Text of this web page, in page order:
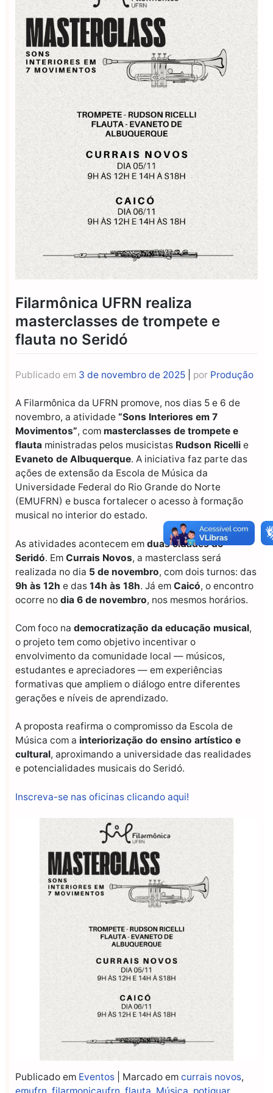
Filarmônica UFRN realiza
masterclasses de trompete e
flauta no Seridó
Publicado em 3 de novembro de 2025 por Produção
A Filarmônica da UFRN promove, nos dias 5 e 6 de
novembro, a atividade “Sons Interiores em 7
Movimentos”, com masterclasses de trompete e
flauta ministradas pelos musicistas Rudson Ricelli e
Evaneto de Albuquerque. A iniciativa faz parte das
ações de extensão da Escola de Música da
Universidade Federal do Rio Grande do Norte
(EMUFRN) e busca fortalecer o acesso à formação
musical no interior do estado.
As atividades acontecem em duas cidades do
Seridó. Em Currais Novos, a masterclass será
realizada no dia 5 de novembro, com dois turnos: das
9h às 12h e das 14h às 18h. Já em Caicó, o encontro
ocorre no dia 6 de novembro, nos mesmos horários.
Com foco na democratização da educação musical,
o projeto tem como objetivo incentivar o
envolvimento da comunidade local — músicos,
estudantes e apreciadores — em experiências
formativas que ampliem o diálogo entre diferentes
gerações e níveis de aprendizado.
A proposta reafirma o compromisso da Escola de
Música com a interiorização do ensino artístico e
cultural, aproximando a universidade das realidades
e potencialidades musicais do Seridó.
Inscreva-se nas oficinas clicando aqui!
Publicado em Eventos Marcado em currais novos,